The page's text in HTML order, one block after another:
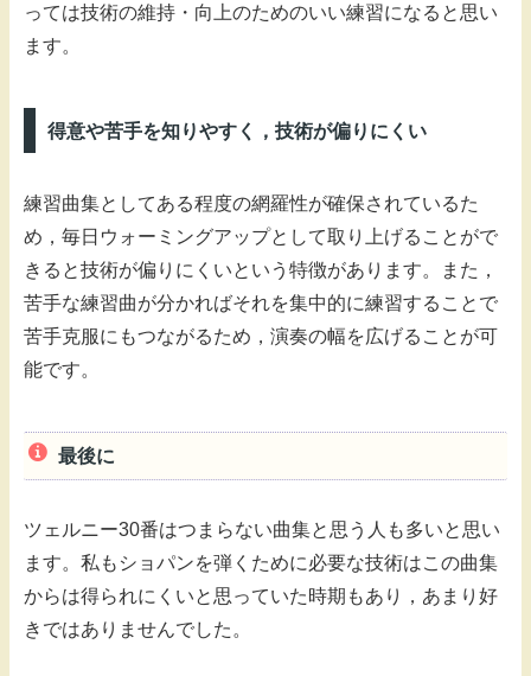
っては技術の維持・向上のためのいい練習になると思い
ます。
得意や苦手を知りやすく，技術が偏りにくい
練習曲集としてある程度の網羅性が確保されているた
め，毎日ウォーミングアップとして取り上げることがで
きると技術が偏りにくいという特徴があります。また，
苦手な練習曲が分かればそれを集中的に練習することで
苦手克服にもつながるため，演奏の幅を広げることが可
能です。
最後に
ツェルニー30番はつまらない曲集と思う人も多いと思い
ます。私もショパンを弾くために必要な技術はこの曲集
からは得られにくいと思っていた時期もあり，あまり好
きではありませんでした。